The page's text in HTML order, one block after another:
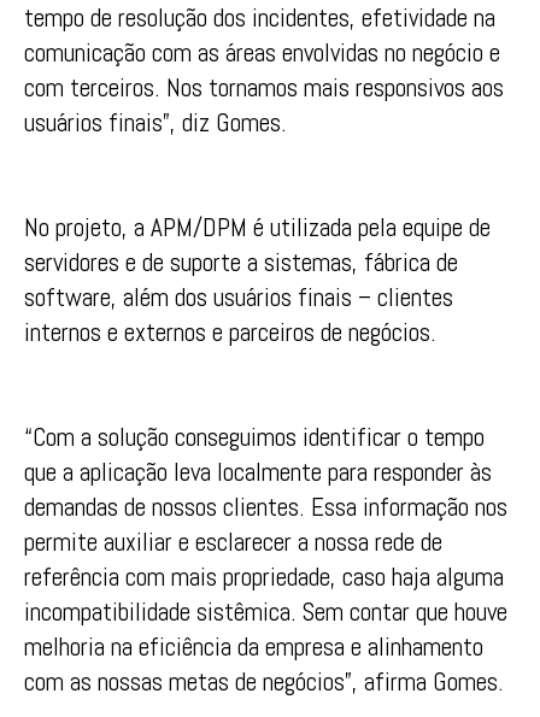
tempo de resolução dos incidentes, efetividade na
comunicação com as áreas envolvidas no negócio e
com terceiros. Nos tornamos mais responsivos aos
usuários finais”, diz Gomes.
No projeto, a APM/DPM é utilizada pela equipe de
servidores e de suporte a sistemas, fábrica de
software, além dos usuários finais – clientes
internos e externos e parceiros de negócios.
“Com a solução conseguimos identificar o tempo
que a aplicação leva localmente para responder às
demandas de nossos clientes. Essa informação nos
permite auxiliar e esclarecer a nossa rede de
referência com mais propriedade, caso haja alguma
incompatibilidade sistêmica. Sem contar que houve
melhoria na eficiência da empresa e alinhamento
com as nossas metas de negócios”, afirma Gomes.